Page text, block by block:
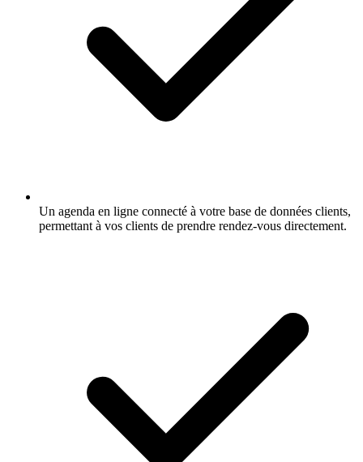
Un agenda en ligne connecté à votre base de données clients,
permettant à vos clients de prendre rendez-vous directement.